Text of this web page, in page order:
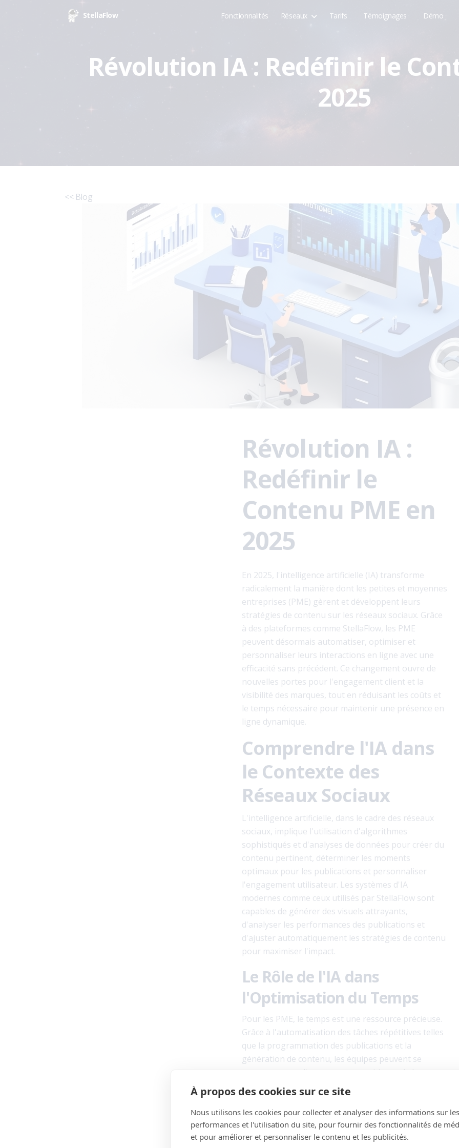
À propos des cookies sur ce site
Nous utilisons les cookies pour collecter et analyser des informations sur les
performances et l'utilisation du site, pour fournir des fonctionnalités de
et pour améliorer et personnaliser le contenu et les publicités.
StellaFlow Fonctionnalités Réseaux Tarifs Témoignages Démo
Révolution IA : Redéfinir le
2025
<< Blog
Révolution IA :
Redéfinir le
Contenu PME en
2025
En 2025, l'intelligence artificielle (IA) transforme
radicalement la manière dont les petites et moyennes
entreprises (PME) gèrent et développent leurs
stratégies de contenu sur les réseaux sociaux. Grâce
à des plateformes comme StellaFlow, les PME
peuvent désormais automatiser, optimiser et
personnaliser leurs interactions en ligne avec une
efficacité sans précédent. Ce changement ouvre de
nouvelles portes pour l'engagement client et la
visibilité des marques, tout en réduisant les coûts et
le temps nécessaire pour maintenir une présence en
ligne dynamique.
Comprendre l'IA dans
le Contexte des
Réseaux Sociaux
L'intelligence artificielle, dans le cadre des réseaux
sociaux, implique l'utilisation d'algorithmes
sophistiqués et d'analyses de données pour créer du
contenu pertinent, déterminer les moments
optimaux pour les publications et personnaliser
l'engagement utilisateur. Les systèmes d'IA
modernes comme ceux utilisés par StellaFlow sont
capables de générer des visuels attrayants,
d'analyser les performances des publications et
d'ajuster automatiquement les stratégies de contenu
pour maximiser l'impact.
Le Rôle de l'IA dans
l'Optimisation du Temps
Pour les PME, le temps est une ressource précieuse.
Grâce à l'automatisation des tâches répétitives telles
que la programmation des publications et la
génération de contenu, les équipes peuvent se
concentrer sur d'autres aspects critiques de leur
entreprise. Les outils IA de StellaFlow permettent de
créer un planning de contenu en quelques clics,
libérant ainsi du temps pour renforcer d'autres
stratégies commerciales.